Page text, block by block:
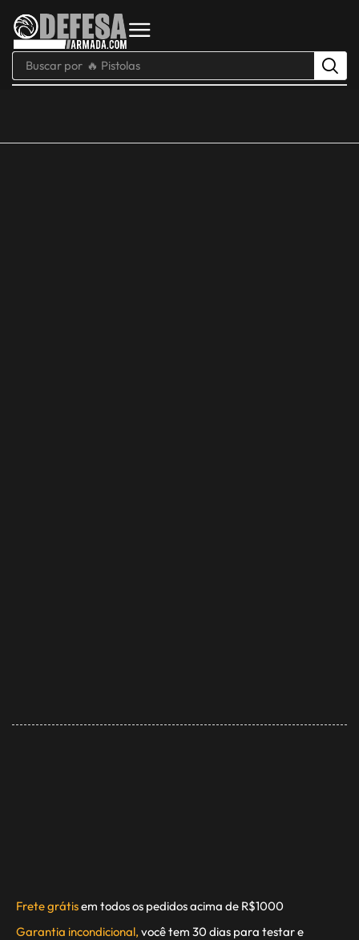
Buscar por 🔥 Pistolas
Frete grátisem todos os pedidos acima de R$1000
Garantia incondicional, você tem 30 dias para testar e